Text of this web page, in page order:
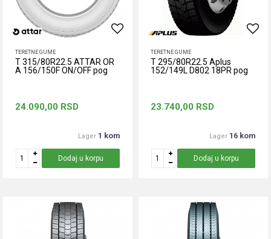
TERETNE GUME
T 315/80R22.5 ATTAR OR
A 156/150F ON/OFF pog
24.090,00 RSD
Lager 1 kom
Dodaj u korpu
TERETNE GUME
T 295/80R22.5 Aplus
152/149L D802 18PR pog
23.740,00 RSD
Lager 16 kom
Dodaj u korpu